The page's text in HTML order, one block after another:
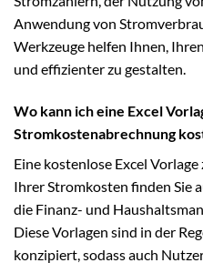
Anwendung von
Werkzeuge helfen Ihnen,
und effizienter zu gestalten.
Wo kann ich eine Excel
Stromkostenabrechnung
Eine kostenlose Excel
Ihrer Stromkosten finden Sie
die Finanz- und
Diese Vorlagen sind in der
konzipiert, sodass auch